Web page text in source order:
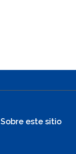
Sobre este sitio